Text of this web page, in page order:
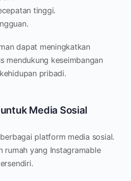
tinggi.
dapat meningkatkan
mendukung keseimbangan
pribadi.
Media Sosial
platform media sosial.
rumah yang Instagramable